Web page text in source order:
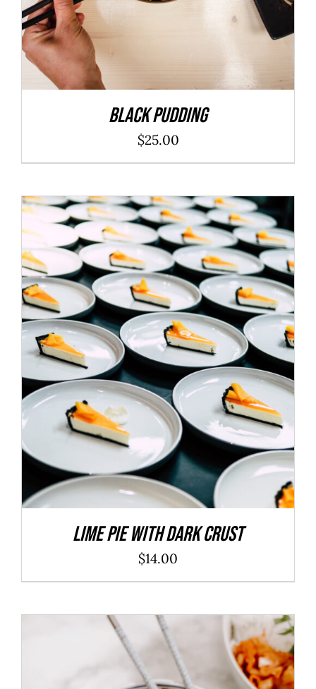
Black Pudding
$25.00
ADD TO CART DÉTAILS
Lime Pie With Dark Crust
$14.00